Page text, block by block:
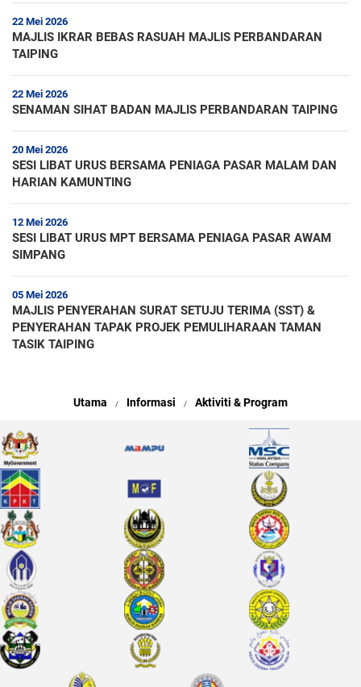
22 Mei 2026
MAJLIS IKRAR BEBAS RASUAH MAJLIS PERBANDARAN
TAIPING
22 Mei 2026
SENAMAN SIHAT BADAN MAJLIS PERBANDARAN TAIPING
20 Mei 2026
SESI LIBAT URUS BERSAMA PENIAGA PASAR MALAM DAN
HARIAN KAMUNTING
12 Mei 2026
SESI LIBAT URUS MPT BERSAMA PENIAGA PASAR AWAM
SIMPANG
05 Mei 2026
MAJLIS PENYERAHAN SURAT SETUJU TERIMA (SST) &
PENYERAHAN TAPAK PROJEK PEMULIHARAAN TAMAN
TASIK TAIPING
Utama Informasi Aktiviti & Program